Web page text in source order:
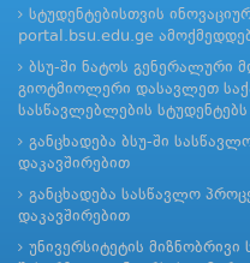
სტუდენტებისთვის
portal.bsu.edu.ge
ბსუ-ში ნატოს გენერალური
გიოტმიოლერი დასავლეთ
სასწავლებლების სტუდენტებს
განცხადება ბსუ-ში
დაკავშირებით
განცხადება სასწავლო
დაკავშირებით
უნივერსიტეტის